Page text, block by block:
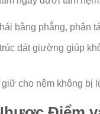
bằng phẳng, phân
dát giường giúp
giữ cho nệm không bị